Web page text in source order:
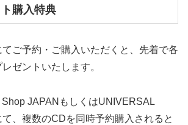
購入特典
ご予約・ご購入いただくと、先着で各
ゼントいたします。
JAPANもしくはUNIVERSAL
、複数のCDを同時予約購入されると